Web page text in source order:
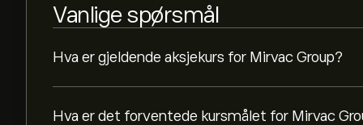
Vanlige spørsmål
Hva er gjeldende aksjekurs for Mirvac Group?
Hva er det forventede kursmålet for Mirvac